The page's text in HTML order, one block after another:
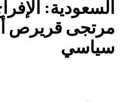
السعودية:
مرتجى قريرص
سياسي